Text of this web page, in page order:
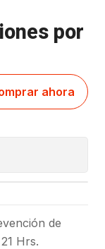
por
ahora
de
Hrs.